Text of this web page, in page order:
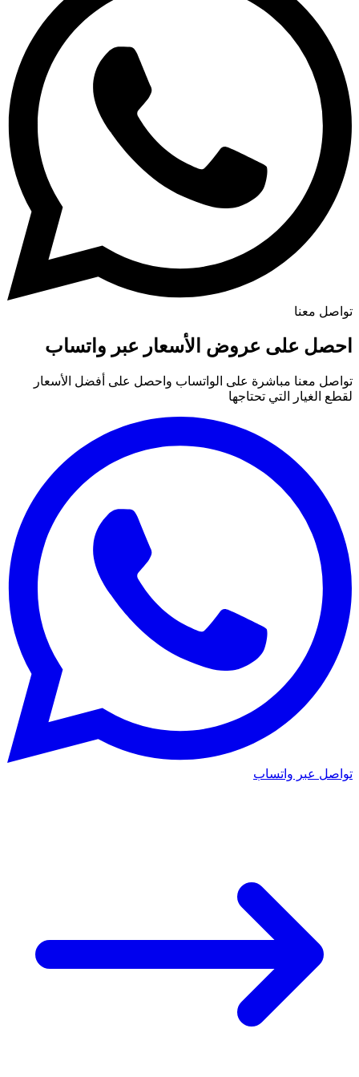
تواصل معنا
احصل على عروض الأسعار عبر واتساب
تواصل معنا مباشرة على الواتساب واحصل على أفضل الأسعار
لقطع الغيار التي تحتاجها
تواصل عبر واتساب